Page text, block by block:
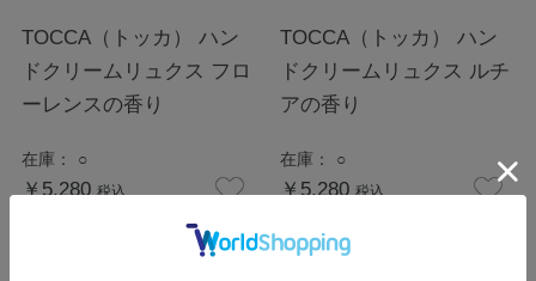
TOCCA（トッカ） ハン
ドクリームリュクス フロ
ーレンスの香り
在庫： ○
￥5,280 税込
TOCCA（トッカ） ハン
ドクリームリュクス ルチ
アの香り
在庫： ○
￥5,280 税込